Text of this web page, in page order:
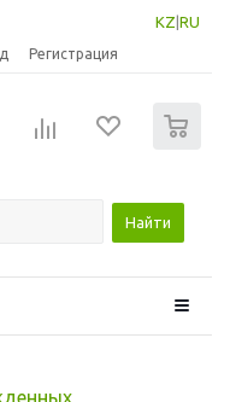
KZ RU
Регистрация
Найти